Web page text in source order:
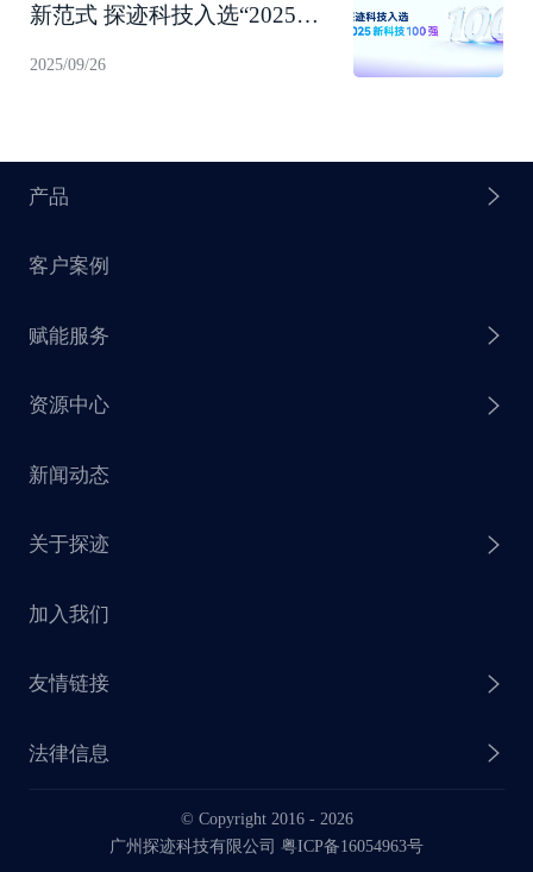
新范式 探迹科技入选“2025新
2025/09/26
产品
探迹 AI Agent
探迹 AI 拓客
探迹 AI 触达
探迹 AI CRM
客户案例
赋能服务
赋能计划
资源中心
销售干货
探迹大数据研究院
新闻动态
关于探迹
企业介绍
联系我们
业务动态
加入我们
友情链接
法律信息
法律声明
© Copyright 2016 - 2026
广州探迹科技有限公司 粤ICP备16054963号